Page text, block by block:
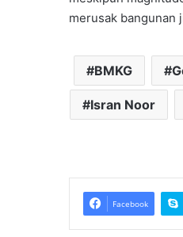
merusak bangunan
BMKG
Isran Noor
Facebook